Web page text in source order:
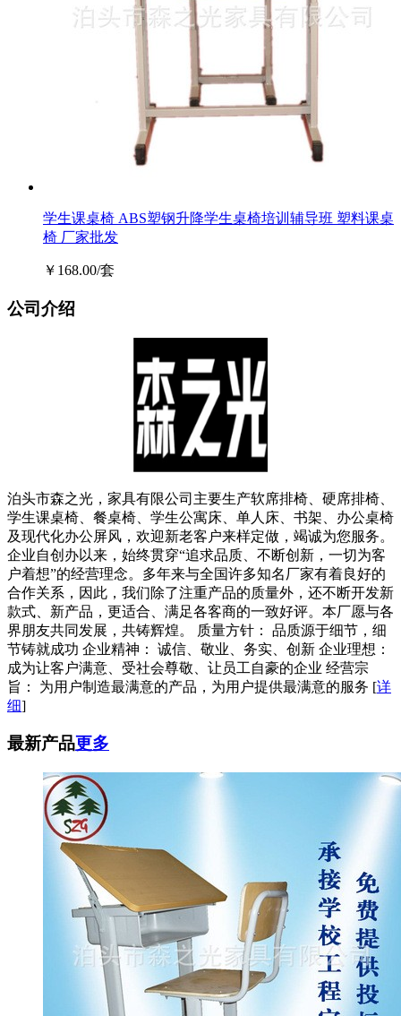
学生课桌椅 ABS塑钢升降学生桌椅培训辅导班 塑料课桌
椅 厂家批发
￥168.00/套
公司介绍
泊头市森之光，家具有限公司主要生产软席排椅、硬席排椅、
学生课桌椅、餐桌椅、学生公寓床、单人床、书架、办公桌椅
及现代化办公屏风，欢迎新老客户来样定做，竭诚为您服务。
企业自创办以来，始终贯穿“追求品质、不断创新，一切为客
户着想”的经营理念。多年来与全国许多知名厂家有着良好的
合作关系，因此，我们除了注重产品的质量外，还不断开发新
款式、新产品，更适合、满足各客商的一致好评。本厂愿与各
界朋友共同发展，共铸辉煌。 质量方针： 品质源于细节，细
节铸就成功 企业精神： 诚信、敬业、务实、创新 企业理想：
成为让客户满意、受社会尊敬、让员工自豪的企业 经营宗
旨： 为用户制造最满意的产品，为用户提供最满意的服务 [详
细]
最新产品更多